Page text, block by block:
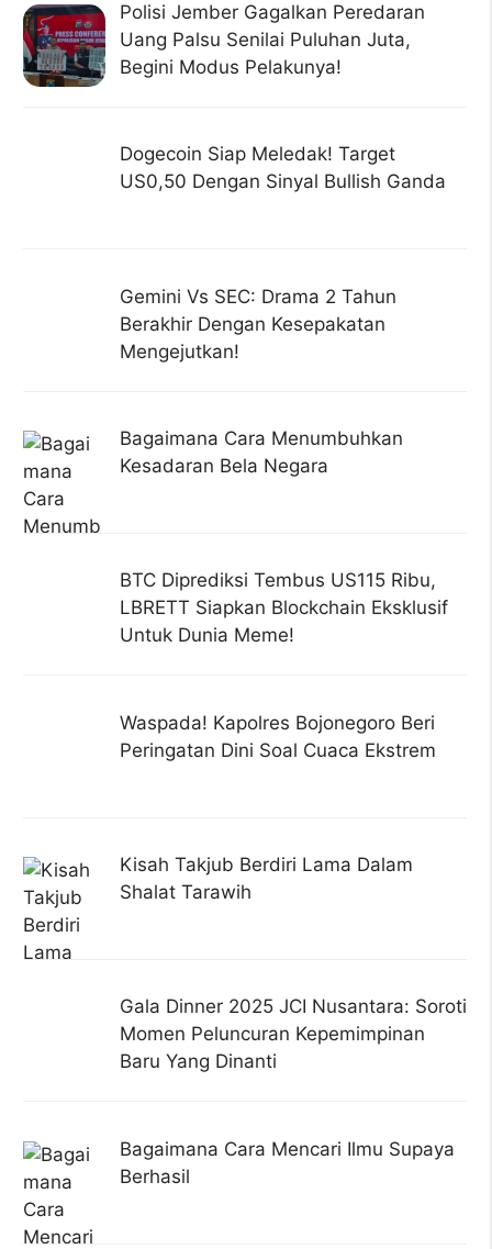
Polisi Jember Gagalkan Peredaran
Uang Palsu Senilai Puluhan Juta,
Begini Modus Pelakunya!
Dogecoin Siap Meledak! Target
US0,50 Dengan Sinyal Bullish Ganda
Gemini Vs SEC: Drama 2 Tahun
Berakhir Dengan Kesepakatan
Mengejutkan!
Bagaimana Cara Menumbuhkan
Kesadaran Bela Negara
BTC Diprediksi Tembus US115 Ribu,
LBRETT Siapkan Blockchain Eksklusif
Untuk Dunia Meme!
Waspada! Kapolres Bojonegoro Beri
Peringatan Dini Soal Cuaca Ekstrem
Kisah Takjub Berdiri Lama Dalam
Shalat Tarawih
Gala Dinner 2025 JCI Nusantara: Soroti
Momen Peluncuran Kepemimpinan
Baru Yang Dinanti
Bagaimana Cara Mencari Ilmu Supaya
Berhasil